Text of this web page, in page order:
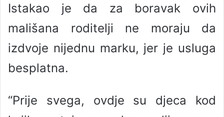
Istakao je da za boravak ovih
mališana roditelji ne moraju da
izdvoje nijednu marku, jer je usluga
besplatna.
“Prije svega, ovdje su djeca kod